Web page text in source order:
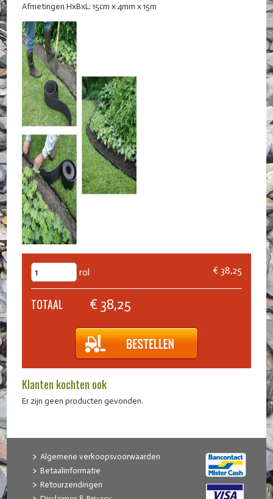
Afmetingen HxBxL: 15cm x 4mm x 15m
rol € 38,25
TOTAAL € 38,25
Klanten kochten ook
Er zijn geen producten gevonden.
Algemene verkoopsvoorwaarden
Betaalinformatie
Retourzendingen